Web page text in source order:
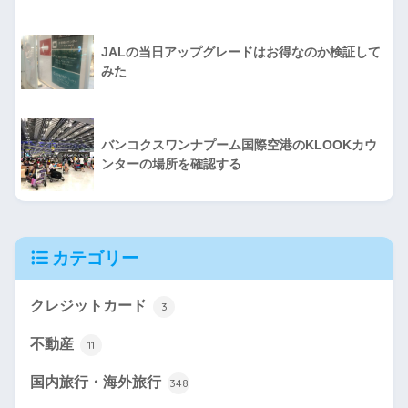
JALの当日アップグレードはお得なのか検証して
みた
バンコクスワンナプーム国際空港のKLOOKカウ
ンターの場所を確認する
カテゴリー
クレジットカード 3
不動産 11
国内旅行・海外旅行 348